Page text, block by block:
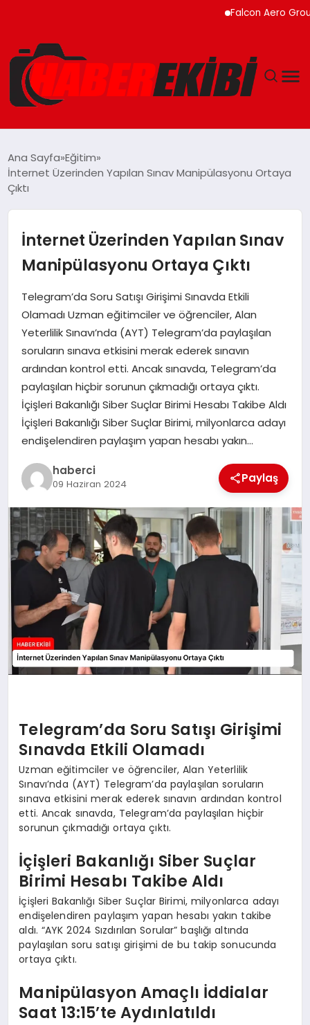
Falcon Aero Group,
GÜNCEL
MAGAZIN
SAĞLIK
SPOR
TEKNOLOJI
YAŞAM
Ana Sayfa Eğitim
İnternet Üzerinden Yapılan Sınav Manipülasyonu Ortaya
Çıktı
İnternet Üzerinden Yapılan Sınav
Manipülasyonu Ortaya Çıktı
Telegram’da Soru Satışı Girişimi Sınavda Etkili
Olamadı Uzman eğitimciler ve öğrenciler, Alan
Yeterlilik Sınavı’nda (AYT) Telegram’da paylaşılan
soruların sınava etkisini merak ederek sınavın
ardından kontrol etti. Ancak sınavda, Telegram’da
paylaşılan hiçbir sorunun çıkmadığı ortaya çıktı.
İçişleri Bakanlığı Siber Suçlar Birimi Hesabı Takibe Aldı
İçişleri Bakanlığı Siber Suçlar Birimi, milyonlarca adayı
endişelendiren paylaşım yapan hesabı yakın…
haberci
09 Haziran 2024 Paylaş
Telegram’da Soru Satışı Girişimi
Sınavda Etkili Olamadı
Uzman eğitimciler ve öğrenciler, Alan Yeterlilik
Sınavı’nda (AYT) Telegram’da paylaşılan soruların
sınava etkisini merak ederek sınavın ardından kontrol
etti. Ancak sınavda, Telegram’da paylaşılan hiçbir
sorunun çıkmadığı ortaya çıktı.
İçişleri Bakanlığı Siber Suçlar
Birimi Hesabı Takibe Aldı
İçişleri Bakanlığı Siber Suçlar Birimi, milyonlarca adayı
endişelendiren paylaşım yapan hesabı yakın takibe
aldı. “AYK 2024 Sızdırılan Sorular” başlığı altında
paylaşılan soru satışı girişimi de bu takip sonucunda
ortaya çıktı.
Manipülasyon Amaçlı İddialar
Saat 13:15’te Aydınlatıldı